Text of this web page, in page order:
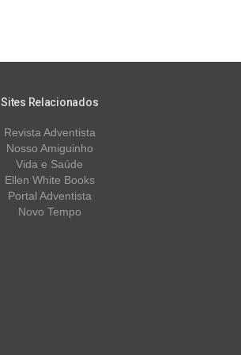
Sites Relacionados
Revista Adventista
Nosso Amiguinho
Vida e Saúde
Ellen White Books
Portal Adventista
Novo Tempo